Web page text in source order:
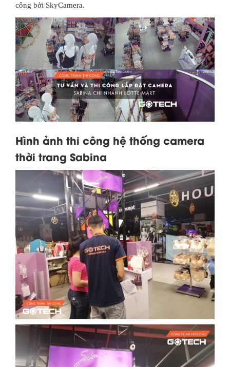
công bởi SkyCamera.
Hình ảnh thi công hệ thống camera
thời trang Sabina